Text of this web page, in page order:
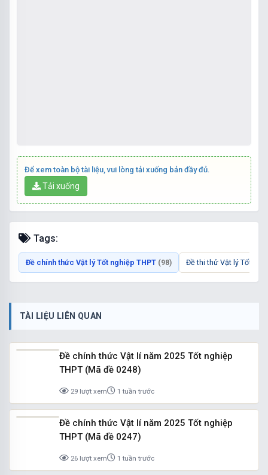
Để xem toàn bộ tài liệu, vui lòng tải xuống bản đầy đủ.
Tải xuống
Tags:
Đề chính thức Vật lý Tốt nghiệp THPT (98) Đề thi thử Vật lý Tốt
TÀI LIỆU LIÊN QUAN
Đề chính thức Vật lí năm 2025 Tốt nghiệp
THPT (Mã đề 0248)
29 lượt xem 1 tuần trước
Đề chính thức Vật lí năm 2025 Tốt nghiệp
THPT (Mã đề 0247)
26 lượt xem 1 tuần trước